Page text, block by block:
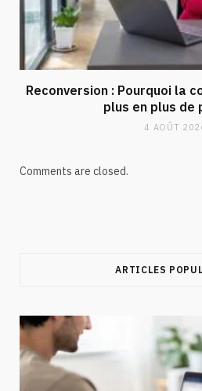
Reconversion : Pourquoi la
plus en plus de
4 AOÛT
Comments are closed.
ARTICLES